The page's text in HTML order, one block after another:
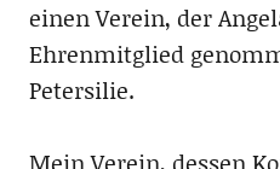
einen Verein, der
Ehrenmitglied
Petersilie.
Mein Verein, dessen